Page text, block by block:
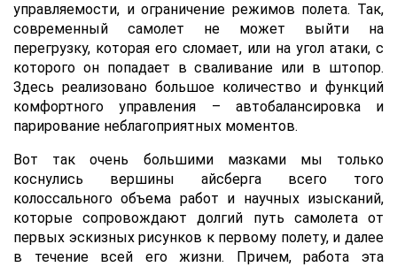
управляемости, и ограничение режимов полета. Так,
современный самолет не может выйти на
перегрузку, которая его сломает, или на угол атаки, с
которого он попадает в сваливание или в штопор.
Здесь реализовано большое количество и функций
комфортного управления – автобалансировка и
парирование неблагоприятных моментов.
Вот так очень большими мазками мы только
коснулись вершины айсберга всего того
колоссального объема работ и научных изысканий,
которые сопровождают долгий путь самолета от
первых эскизных рисунков к первому полету, и далее
в течение всей его жизни. Причем, работа эта